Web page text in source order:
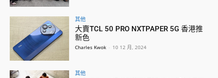
其他
大賣TCL 50 PRO NXTPAPER 5G 香港推
新色
Charles Kwok - 10 12 月, 2024
其他